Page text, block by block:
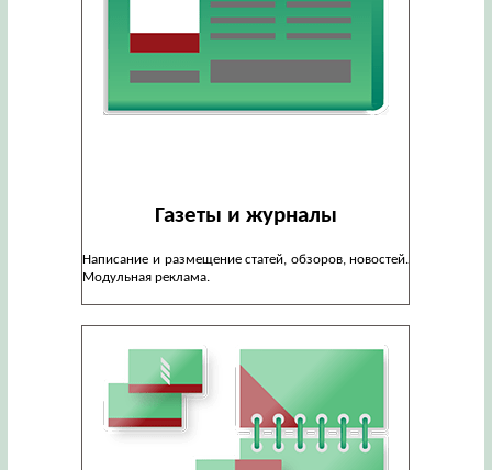
Газеты и журналы
Написание и размещение статей, обзоров, новостей.
Модульная реклама.